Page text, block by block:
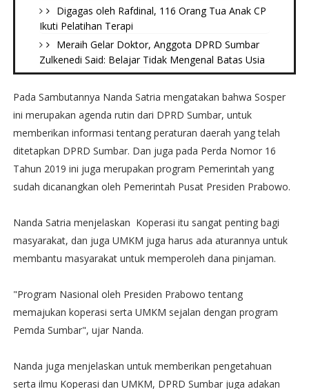
Digagas oleh Rafdinal, 116 Orang Tua Anak CP
Ikuti Pelatihan Terapi
Meraih Gelar Doktor, Anggota DPRD Sumbar
Zulkenedi Said: Belajar Tidak Mengenal Batas Usia
Pada Sambutannya Nanda Satria mengatakan bahwa Sosper
ini merupakan agenda rutin dari DPRD Sumbar, untuk
memberikan informasi tentang peraturan daerah yang telah
ditetapkan DPRD Sumbar. Dan juga pada Perda Nomor 16
Tahun 2019 ini juga merupakan program Pemerintah yang
sudah dicanangkan oleh Pemerintah Pusat Presiden Prabowo.
Nanda Satria menjelaskan Koperasi itu sangat penting bagi
masyarakat, dan juga UMKM juga harus ada aturannya untuk
membantu masyarakat untuk memperoleh dana pinjaman.
"Program Nasional oleh Presiden Prabowo tentang
memajukan koperasi serta UMKM sejalan dengan program
Pemda Sumbar", ujar Nanda.
Nanda juga menjelaskan untuk memberikan pengetahuan
serta ilmu Koperasi dan UMKM, DPRD Sumbar juga adakan